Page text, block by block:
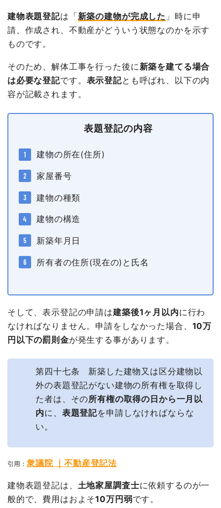
建物表題登記は「 新築の建物が完成した 」時に申
請、作成され、不動産がどういう状態なのかを示す
ものです。
そのため、解体工事を行った後に新築を建てる場合
は必要な登記です。 表示登記とも呼ばれ、以下の内
容が記載されます。
表題登記の内容
建物の所在(住所)
家屋番号
建物の種類
建物の構造
新築年月日
所有者の住所(現在の)と氏名
そして、表示登記の申請は建築後1ヶ月以内に行わ
なければなりません。申請をしなかった場合、 10万
円以下の罰則金が発生する事があります。
第四十七条 新築した建物又は区分建物以
外の表題登記がない建物の所有権を取得し
た者は、その所有権の取得の日から一月以
内に、 表題登記を申請しなければならな
い。
引用： 衆議院 ｜不動産登記法
建物表題登記は、 土地家屋調査士に依頼するのが一
般的で、費用はおよそ10万円弱です。